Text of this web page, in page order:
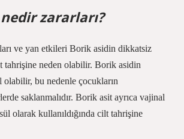
zararları?
ve yan etkileri Borik asidin dikkatsiz
tahrişine neden olabilir. Borik asidin
olabilir, bu nedenle çocukların
saklanmalıdır. Borik asit ayrıca vajinal
olarak kullanıldığında cilt tahrişine